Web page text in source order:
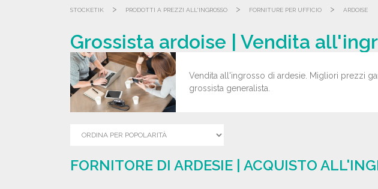
STOCKETIK > PRODOTTI A PREZZI ALL'INGROSSO > FORNITURE PER UFFICIO > ARDOISE
Grossista ardoise | Vendita
Vendita all'ingrosso di ardesie. Migliori prezzi
grossista generalista.
FORNITORE DI ARDESIE | ACQUISTO